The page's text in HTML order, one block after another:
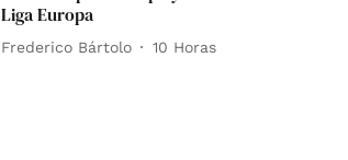
Liga Europa
Frederico Bártolo 10 Horas